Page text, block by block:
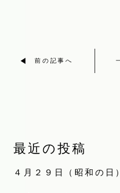
前の記事へ
最近の投稿
４月２９日（昭和の日